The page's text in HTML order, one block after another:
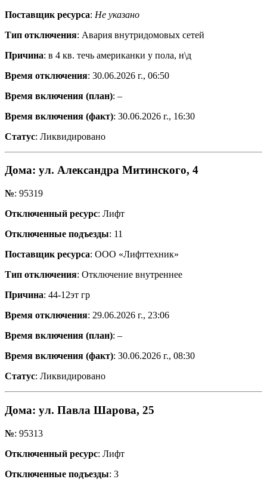
Поставщик ресурса: Не указано
Тип отключения: Авария внутридомовых сетей
Причина: в 4 кв. течь американки у пола, н\д
Время отключения: 30.06.2026 г., 06:50
Время включения (план): –
Время включения (факт): 30.06.2026 г., 16:30
Статус: Ликвидировано
Дома: ул. Александра Митинского, 4
№: 95319
Отключенный ресурс: Лифт
Отключенные подъезды: 11
Поставщик ресурса: ООО «Лифттехник»
Тип отключения: Отключение внутреннее
Причина: 44-12эт гр
Время отключения: 29.06.2026 г., 23:06
Время включения (план): –
Время включения (факт): 30.06.2026 г., 08:30
Статус: Ликвидировано
Дома: ул. Павла Шарова, 25
№: 95313
Отключенный ресурс: Лифт
Отключенные подъезды: 3